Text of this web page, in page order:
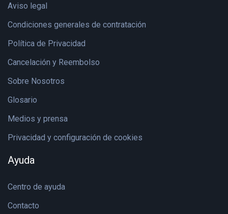
Aviso legal
Condiciones generales de contratación
Política de Privacidad
Cancelación y Reembolso
Sobre Nosotros
Glosario
Medios y prensa
Privacidad y configuración de cookies
Ayuda
Centro de ayuda
Contacto